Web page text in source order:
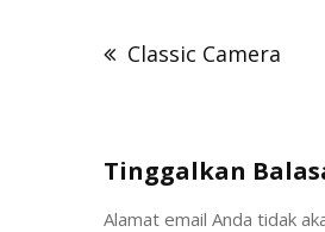
posClassic Camera
Tinggalkan
Alamat email Anda tidak